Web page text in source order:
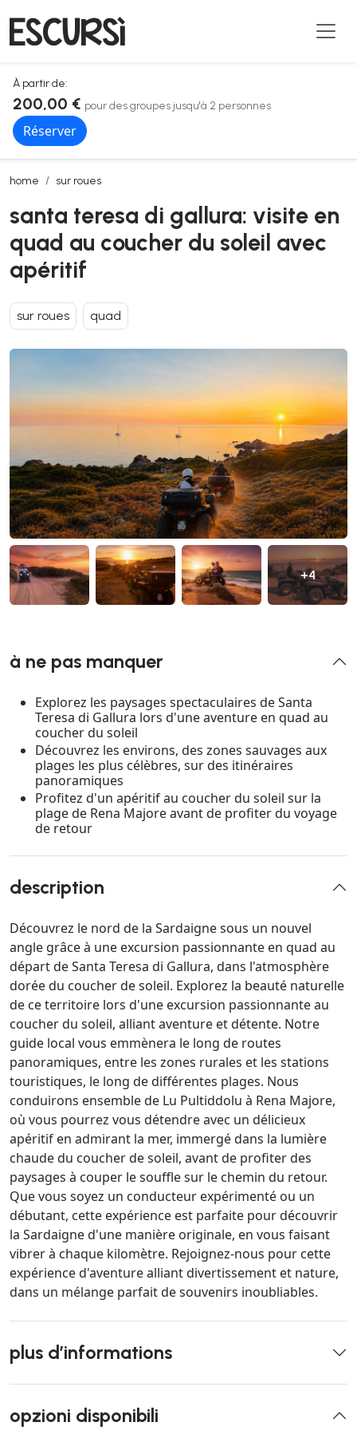
À partir de:
200,00 € pour des groupes jusqu'à 2 personnes
Réserver
home sur roues
santa teresa di gallura: visite en quad au coucher du soleil avec
santa teresa di gallura: visite en
quad au coucher du soleil avec
apéritif
sur roues quad
+4
à ne pas manquer
Explorez les paysages spectaculaires de Santa
Teresa di Gallura lors d'une aventure en quad au
coucher du soleil
Découvrez les environs, des zones sauvages aux
plages les plus célèbres, sur des itinéraires
panoramiques
Profitez d'un apéritif au coucher du soleil sur la
plage de Rena Majore avant de profiter du voyage
de retour
description
Découvrez le nord de la Sardaigne sous un nouvel
angle grâce à une excursion passionnante en quad au
départ de Santa Teresa di Gallura, dans l'atmosphère
dorée du coucher de soleil. Explorez la beauté naturelle
de ce territoire lors d'une excursion passionnante au
coucher du soleil, alliant aventure et détente. Notre
guide local vous emmènera le long de routes
panoramiques, entre les zones rurales et les stations
touristiques, le long de différentes plages. Nous
conduirons ensemble de Lu Pultiddolu à Rena Majore,
où vous pourrez vous détendre avec un délicieux
apéritif en admirant la mer, immergé dans la lumière
chaude du coucher de soleil, avant de profiter des
paysages à couper le souffle sur le chemin du retour.
Que vous soyez un conducteur expérimenté ou un
débutant, cette expérience est parfaite pour découvrir
la Sardaigne d'une manière originale, en vous faisant
vibrer à chaque kilomètre. Rejoignez-nous pour cette
expérience d'aventure alliant divertissement et nature,
dans un mélange parfait de souvenirs inoubliables.
plus d’informations
opzioni disponibili